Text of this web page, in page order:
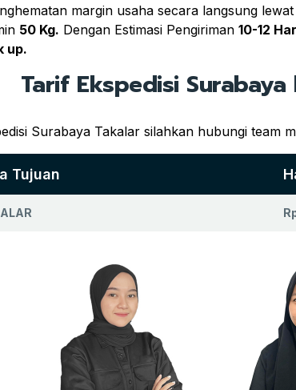
margin usaha secara langsung
50 Kg. Dengan Estimasi Pengiriman 10-12
up.
Tarif Ekspedisi Surabaya
Surabaya Takalar silahkan hubungi team
Tujuan